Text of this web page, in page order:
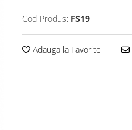
Cod Produs: FS19
Adauga la Favorite